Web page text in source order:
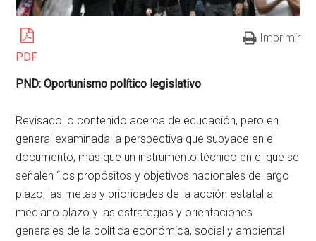
PDF
Imprimir
PND: Oportunismo político legislativo
Revisado lo contenido acerca de educación, pero en
general examinada la perspectiva que subyace en el
documento, más que un instrumento técnico en el que se
señalen “los propósitos y objetivos nacionales de largo
plazo, las metas y prioridades de la acción estatal a
mediano plazo y las estrategias y orientaciones
generales de la política económica, social y ambiental